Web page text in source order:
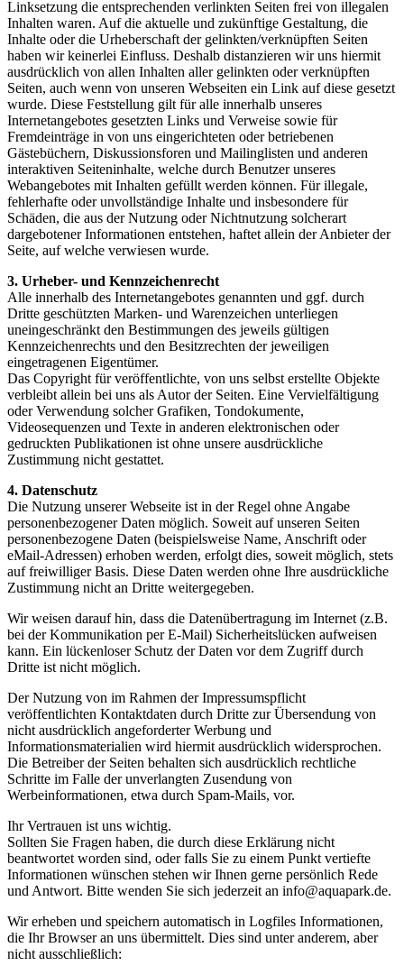
Linksetzung die entsprechenden verlinkten Seiten frei von illegalen
Inhalten waren. Auf die aktuelle und zukünftige Gestaltung, die
Inhalte oder die Urheberschaft der gelinkten/verknüpften Seiten
haben wir keinerlei Einfluss. Deshalb distanzieren wir uns hiermit
ausdrücklich von allen Inhalten aller gelinkten oder verknüpften
Seiten, auch wenn von unseren Webseiten ein Link auf diese gesetzt
wurde. Diese Feststellung gilt für alle innerhalb unseres
Internetangebotes gesetzten Links und Verweise sowie für
Fremdeinträge in von uns eingerichteten oder betriebenen
Gästebüchern, Diskussionsforen und Mailinglisten und anderen
interaktiven Seiteninhalte, welche durch Benutzer unseres
Webangebotes mit Inhalten gefüllt werden können. Für illegale,
fehlerhafte oder unvollständige Inhalte und insbesondere für
Schäden, die aus der Nutzung oder Nichtnutzung solcherart
dargebotener Informationen entstehen, haftet allein der Anbieter der
Seite, auf welche verwiesen wurde.
3. Urheber- und Kennzeichenrecht
Alle innerhalb des Internetangebotes genannten und ggf. durch
Dritte geschützten Marken- und Warenzeichen unterliegen
uneingeschränkt den Bestimmungen des jeweils gültigen
Kennzeichenrechts und den Besitzrechten der jeweiligen
eingetragenen Eigentümer.
Das Copyright für veröffentlichte, von uns selbst erstellte Objekte
verbleibt allein bei uns als Autor der Seiten. Eine Vervielfältigung
oder Verwendung solcher Grafiken, Tondokumente,
Videosequenzen und Texte in anderen elektronischen oder
gedruckten Publikationen ist ohne unsere ausdrückliche
Zustimmung nicht gestattet.
4. Datenschutz
Die Nutzung unserer Webseite ist in der Regel ohne Angabe
personenbezogener Daten möglich. Soweit auf unseren Seiten
personenbezogene Daten (beispielsweise Name, Anschrift oder
eMail-Adressen) erhoben werden, erfolgt dies, soweit möglich, stets
auf freiwilliger Basis. Diese Daten werden ohne Ihre ausdrückliche
Zustimmung nicht an Dritte weitergegeben.
Wir weisen darauf hin, dass die Datenübertragung im Internet (z.B.
bei der Kommunikation per E-Mail) Sicherheitslücken aufweisen
kann. Ein lückenloser Schutz der Daten vor dem Zugriff durch
Dritte ist nicht möglich.
Der Nutzung von im Rahmen der Impressumspflicht
veröffentlichten Kontaktdaten durch Dritte zur Übersendung von
nicht ausdrücklich angeforderter Werbung und
Informationsmaterialien wird hiermit ausdrücklich widersprochen.
Die Betreiber der Seiten behalten sich ausdrücklich rechtliche
Schritte im Falle der unverlangten Zusendung von
Werbeinformationen, etwa durch Spam-Mails, vor.
Ihr Vertrauen ist uns wichtig.
Sollten Sie Fragen haben, die durch diese Erklärung nicht
beantwortet worden sind, oder falls Sie zu einem Punkt vertiefte
Informationen wünschen stehen wir Ihnen gerne persönlich Rede
und Antwort. Bitte wenden Sie sich jederzeit an info@aquapark.de.
Wir erheben und speichern automatisch in Logfiles Informationen,
die Ihr Browser an uns übermittelt. Dies sind unter anderem, aber
nicht ausschließlich: